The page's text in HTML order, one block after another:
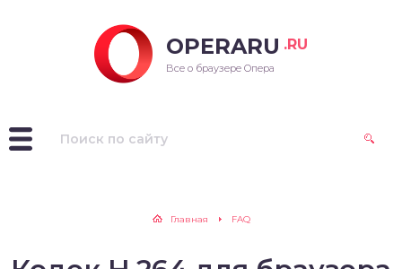
OPERARU .RU
Все о браузере Опера
Главная FAQ
для Windows
для Linux